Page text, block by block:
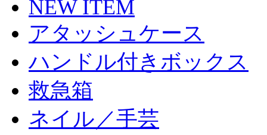
NEW ITEM
アタッシュケース
ハンドル付きボックス
救急箱
ネイル／手芸